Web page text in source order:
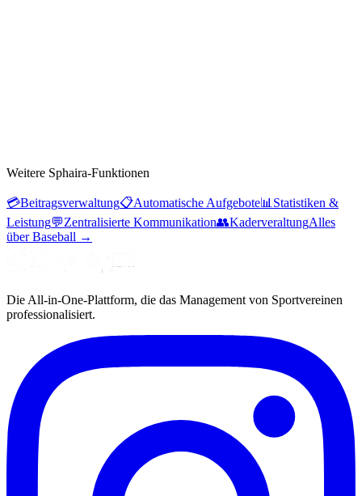
Weitere Sphaira-Funktionen
💳Beitragsverwaltung📋Automatische Aufgebote📊 Statistiken &
Leistung💬Zentralisierte Kommunikation👥KaderveraltungAlles
über Baseball →
Die All-in-One-Plattform, die das Management von Sportvereinen
professionalisiert.